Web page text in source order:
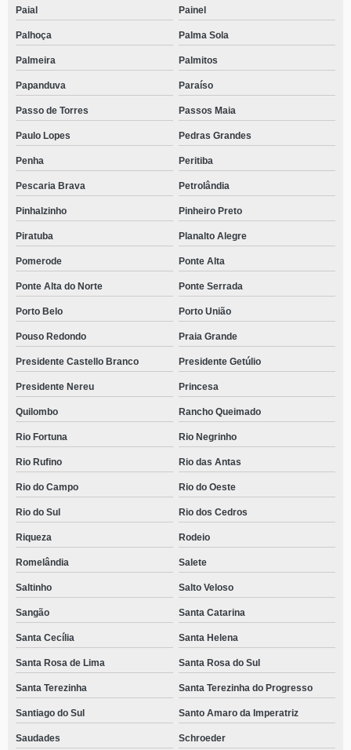
Paial Painel
Palhoça Palma Sola
Palmeira Palmitos
Papanduva Paraíso
Passo de Torres Passos Maia
Paulo Lopes Pedras Grandes
Penha Peritiba
Pescaria Brava Petrolândia
Pinhalzinho Pinheiro Preto
Piratuba Planalto Alegre
Pomerode Ponte Alta
Ponte Alta do Norte Ponte Serrada
Porto Belo Porto União
Pouso Redondo Praia Grande
Presidente Castello Branco Presidente Getúlio
Presidente Nereu Princesa
Quilombo Rancho Queimado
Rio Fortuna Rio Negrinho
Rio Rufino Rio das Antas
Rio do Campo Rio do Oeste
Rio do Sul Rio dos Cedros
Riqueza Rodeio
Romelândia Salete
Saltinho Salto Veloso
Sangão Santa Catarina
Santa Cecília Santa Helena
Santa Rosa de Lima Santa Rosa do Sul
Santa Terezinha Santa Terezinha do Progresso
Santiago do Sul Santo Amaro da Imperatriz
Saudades Schroeder